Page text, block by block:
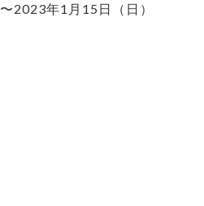
2023年1月15日（日）